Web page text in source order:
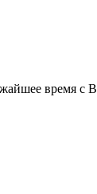
время с